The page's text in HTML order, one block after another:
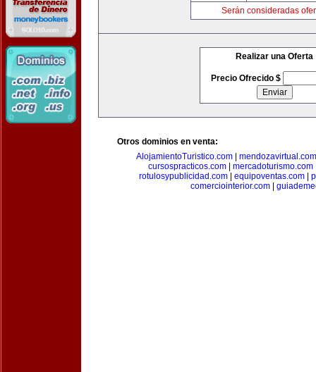
Serán consideradas
Realizar una Oferta
Precio Ofrecido $
Otros dominios en venta:
AlojamientoTuristico.com
mendozavirtual.com
cursospracticos.com| mercadoturismo.com
rotulosypublicidad.com
equipoventas.com
comerciointerior.com|